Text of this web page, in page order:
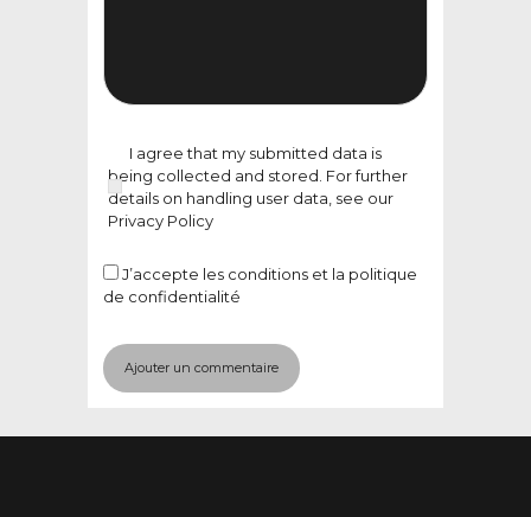
I agree that my submitted data is
being collected and stored. For further
details on handling user data, see our
Privacy Policy
J’accepte les conditions et la politique
de confidentialité